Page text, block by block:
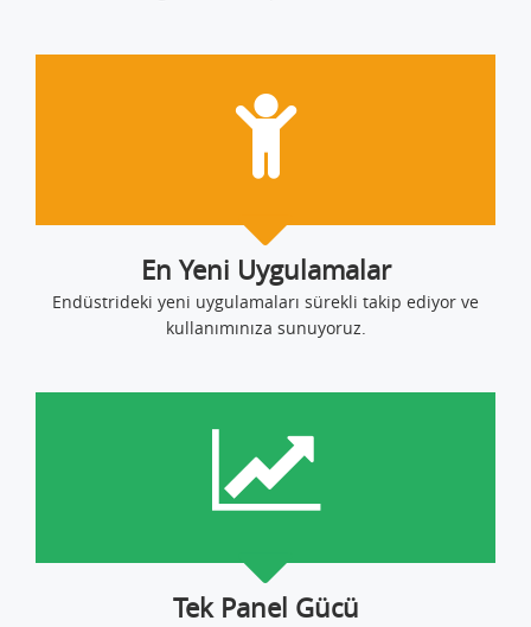
En Yeni Uygulamalar
Endüstrideki yeni uygulamaları sürekli takip ediyor ve
kullanımınıza sunuyoruz.
Tek Panel Gücü